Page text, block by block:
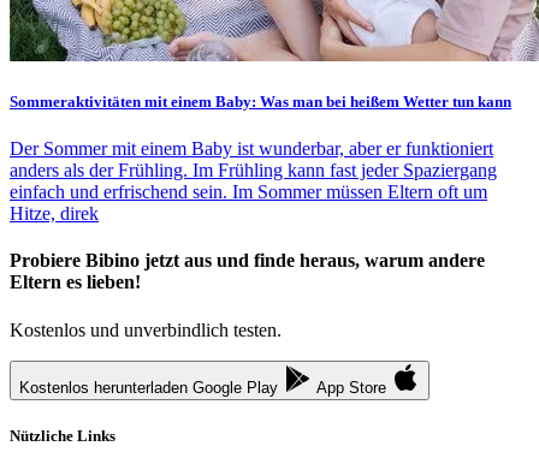
Sommeraktivitäten mit einem Baby: Was man bei heißem Wetter tun kann
Der Sommer mit einem Baby ist wunderbar, aber er funktioniert
anders als der Frühling. Im Frühling kann fast jeder Spaziergang
einfach und erfrischend sein. Im Sommer müssen Eltern oft um
Hitze, direk
Probiere Bibino jetzt aus und finde heraus, warum andere
Eltern es lieben!
Kostenlos und unverbindlich testen.
Kostenlos herunterladen Google Play App Store
Nützliche Links